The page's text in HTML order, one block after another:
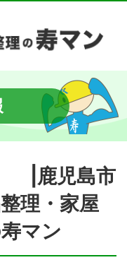
|鹿児島市
理・家屋
マン